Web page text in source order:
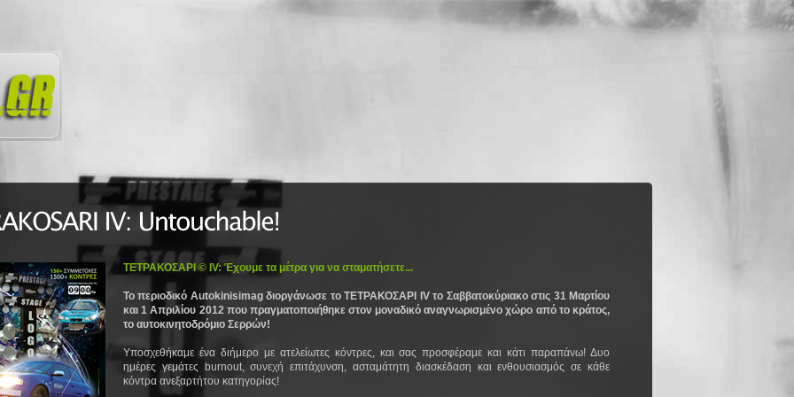
TETΡΑΚΟΣΑΡΙ © ΙV: Έχουμε τα μέτρα για να σταματήσετε...
Το περιοδικό Autokinisimag διοργάνωσε το ΤΕΤΡΑΚΟΣΑΡΙ ΙV το Σαββατοκύριακο στις 31 Μαρτίου
και 1 Απριλίου 2012 που πραγματοποιήθηκε στον μοναδικό αναγνωρισμένο χώρο από το κράτος,
το αυτοκινητοδρόμιο Σερρών!
Υποσχεθήκαμε ένα διήμερο με ατελείωτες κόντρες, και σας προσφέραμε και κάτι παραπάνω! Δυο
ημέρες γεμάτες burnout, συνεχή επιτάχυνση, ασταμάτητη διασκέδαση και ενθουσιασμός σε κάθε
κόντρα ανεξαρτήτου κατηγορίας!